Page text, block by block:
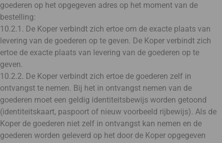
goederen op het opgegeven adres op het moment van de
bestelling:
10.2.1. De Koper verbindt zich ertoe om de exacte plaats van
levering van de goederen op te geven. De Koper verbindt zich
ertoe de exacte plaats van levering van de goederen op te
geven.
10.2.2. De Koper verbindt zich ertoe de goederen zelf in
ontvangst te nemen. Bij het in ontvangst nemen van de
goederen moet een geldig identiteitsbewijs worden getoond
(identiteitskaart, paspoort of nieuw voorbeeld rijbewijs). Als de
Koper de goederen niet zelf in ontvangst kan nemen en de
goederen worden geleverd op het door de Koper opgegeven